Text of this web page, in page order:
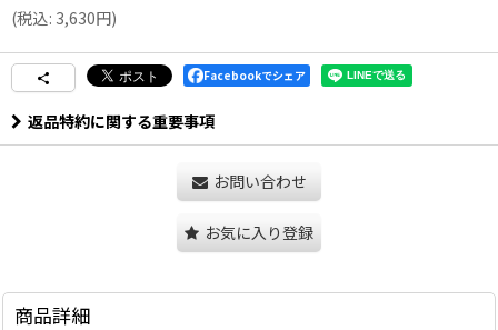
(税込: 3,630円)
Facebookでシェア
返品特約に関する重要事項
お問い合わせ
お気に入り登録
商品詳細